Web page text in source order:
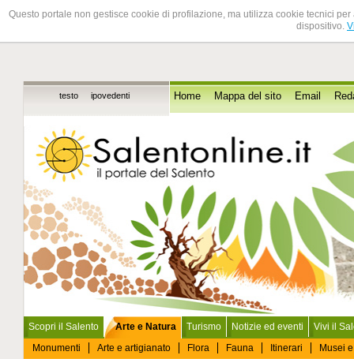
Questo portale non gestisce cookie di profilazione, ma utilizza cookie tecnici
dispositivo.
testo ipovedenti Home Mappa del sito Email
Scopri il Salento
Arte e Natura
Monumenti
Arte e artigianato Flora Fauna Itinerari Musei
Turismo Notizie ed eventi Vivi il